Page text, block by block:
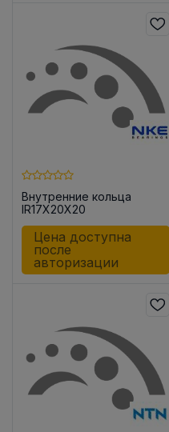
Внутренние кольца
IR17X20X20
Цена доступна
после
авторизации